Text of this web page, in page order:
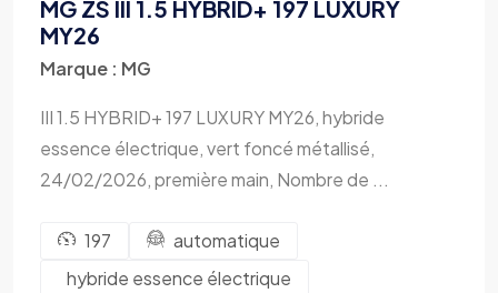
Outlander PHEV
Boxster
MG ZS III 1.5 HYBRID+ 197 LUXURY
MY26
Marque : MG
III 1.5 HYBRID+ 197 LUXURY MY26, hybride
essence électrique, vert foncé métallisé,
24/02/2026, première main, Nombre de ...
197
automatique
hybride essence électrique